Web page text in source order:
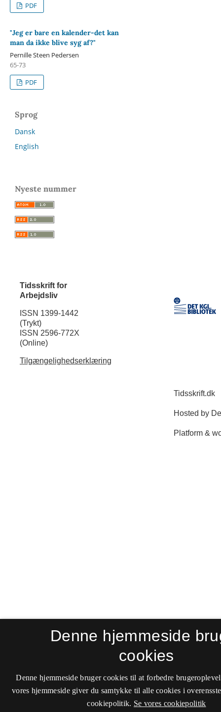
PDF
"Jeg er bare en kalender-det kan
man da ikke blive syg af?"
Pernille Steen Pedersen
65-73
PDF
Sprog
Dansk
English
Nyeste nummer
Tidsskrift for
Arbejdsliv
ISSN 1399-1442
(Trykt)
ISSN 2596-772X
(Online)
Tilgængelighedserklæring
Denne hjemmeside
cookies
Denne hjemmeside bruger cookies til at forbedre
vores hjemmeside giver du samtykke til alle cookies i
cookiepolitik. Se vores cookiepolitik